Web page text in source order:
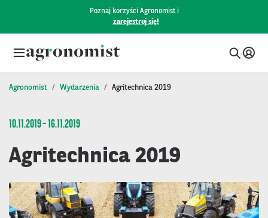
Poznaj korzyści Agronomist i
zarejestruj się!
Agronomist Wydarzenia Agritechnica 2019
10.11.2019 – 16.11.2019
Agritechnica 2019